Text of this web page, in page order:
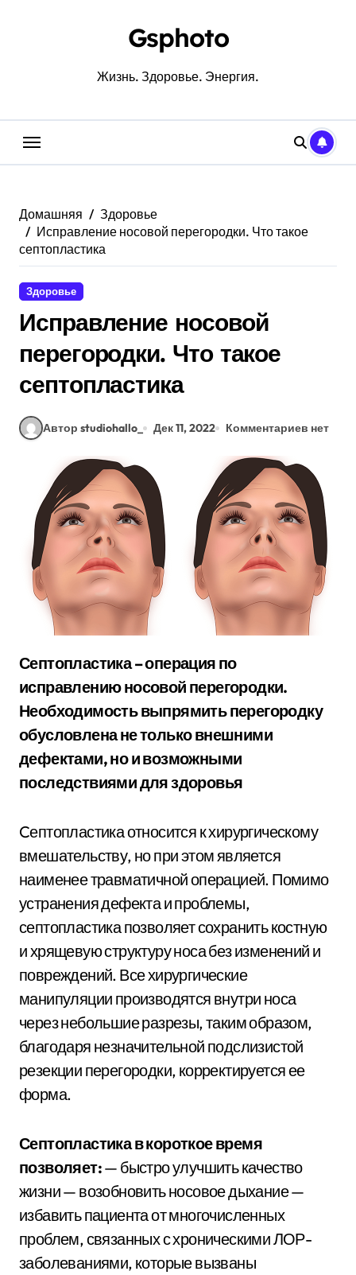
Gsphoto
Жизнь. Здоровье. Энергия.
Домашняя
Здоровье
Исправление носовой перегородки. Что такое
септопластика
Здоровье
Исправление носовой
перегородки. Что такое
септопластика
Автор studiohallo_ Дек 11, 2022 Комментариев нет
Септопластика – операция по
исправлению носовой перегородки.
Необходимость выпрямить перегородку
обусловлена не только внешними
дефектами, но и возможными
последствиями для здоровья
Cептопластика относится к хирургическому
вмешательству, но при этом является
наименее травматичной операцией. Помимо
устранения дефекта и проблемы,
септопластика позволяет сохранить костную
и хрящевую структуру носа без изменений и
повреждений. Все хирургические
манипуляции производятся внутри носа
через небольшие разрезы, таким образом,
благодаря незначительной подслизистой
резекции перегородки, корректируется ее
форма.
Септопластика в короткое время
позволяет:— быстро улучшить качество
жизни — возобновить носовое дыхание —
избавить пациента от многочисленных
проблем, связанных с хроническими ЛОР-
заболеваниями, которые вызваны